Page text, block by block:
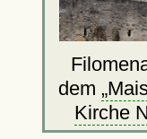
dem
Kirche